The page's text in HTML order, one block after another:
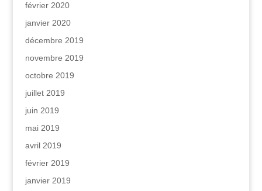
février 2020
janvier 2020
décembre 2019
novembre 2019
octobre 2019
juillet 2019
juin 2019
mai 2019
avril 2019
février 2019
janvier 2019